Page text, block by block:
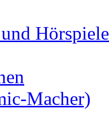
Hörspiele
Macher)